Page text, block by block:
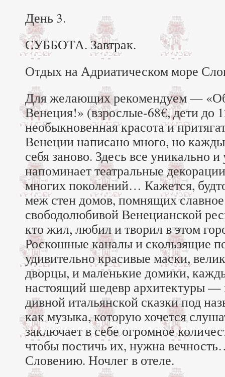
День 3.
СУББОТА. Завтрак.
Отдых на Адриатическом море
Для желающих рекомендуем —
Венеция!» (взрослые-68€, дети до
необыкновенная красота и
Венеции написано много, но
себя заново. Здесь все уникально
напоминает театральные
многих поколений… Кажется,
меж стен домов, помнящих
свободолюбивой Венецианской
кто жил, любил и творил в этом
Роскошные каналы и скользящие
удивительно красивые маски,
дворцы, и маленькие домики,
настоящий шедевр архитектуры —
дивной итальянской сказки под
как музыка, которую хочется
заключает в себе огромное
чтобы постичь их, нужна
Словению. Ночлег в отеле.